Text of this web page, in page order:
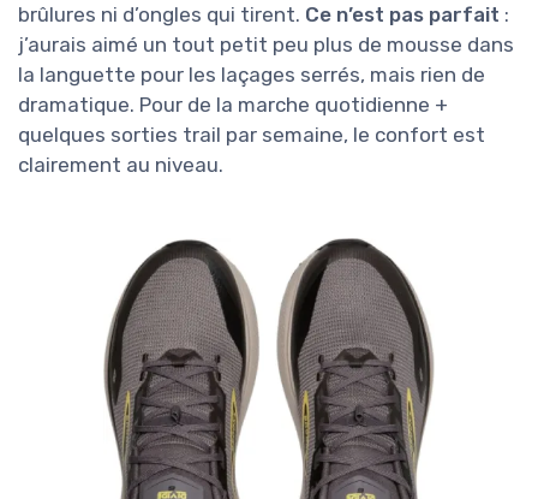
brûlures ni d’ongles qui tirent. Ce n’est pas parfait :
j’aurais aimé un tout petit peu plus de mousse dans
la languette pour les laçages serrés, mais rien de
dramatique. Pour de la marche quotidienne +
quelques sorties trail par semaine, le confort est
clairement au niveau.